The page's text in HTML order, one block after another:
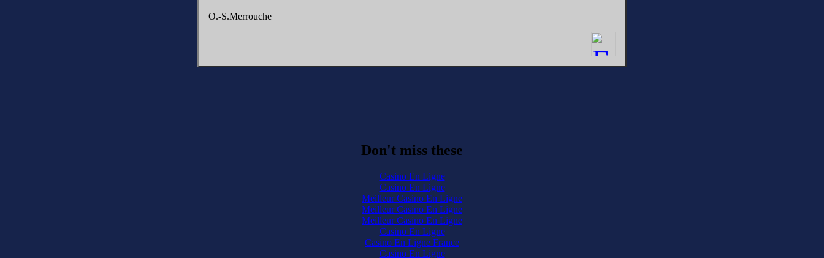
O.-S.Merrouche
Don't miss these
Casino En Ligne
Casino En Ligne
Meilleur Casino En Ligne
Meilleur Casino En Ligne
Meilleur Casino En Ligne
Casino En Ligne
Casino En Ligne France
Casino En Ligne